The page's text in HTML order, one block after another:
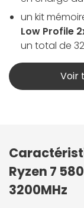
un kit
Low Profile
un total de
Voir
Ryzen 7
3200MHz